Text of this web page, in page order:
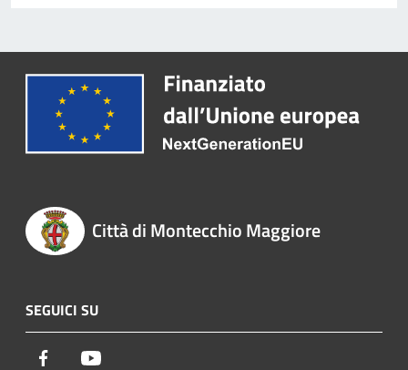
Città di Montecchio Maggiore
SEGUICI SU
Facebook